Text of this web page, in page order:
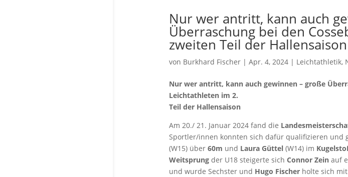
Nur wer antritt, kann auch
Überraschung bei den
zweiten Teil der Hallensaison
von Burkhard Fischer| Apr. 4, 2024 | Leichtathletik,
Nur wer antritt, kann auch gewinnen – große
Leichtathleten im 2.
Teil der Hallensaison
Am 20./ 21. Januar 2024 fand die
Sportler/innen konnten sich dafür qualifizieren und
(W15) über 60m und Laura Güttel(W14) im
Weitsprungder U18 steigerte sich Connor Zeinauf
und wurde Sechster und Hugo Fischerholte sich mit